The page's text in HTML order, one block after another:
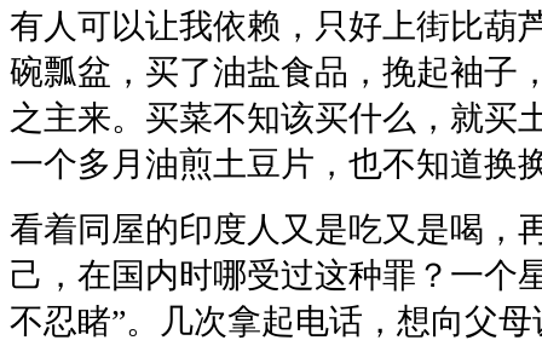
有人可以让我依赖，只好上街比葫
碗瓢盆，买了油盐食品，挽起袖子
之主来。买菜不知该买什么，就买
一个多月油煎土豆片，也不知道换
看着同屋的印度人又是吃又是喝，
己，在国内时哪受过这种罪？一个
不忍睹”。几次拿起电话，想向父